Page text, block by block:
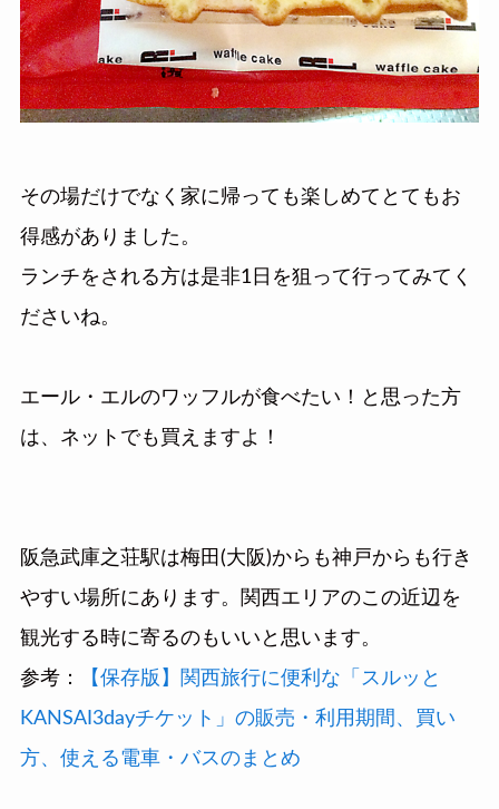
その場だけでなく家に帰っても楽しめてとてもお
得感がありました。
ランチをされる方は是非1日を狙って行ってみてく
ださいね。
エール・エルのワッフルが食べたい！と思った方
は、ネットでも買えますよ！
阪急武庫之荘駅は梅田(大阪)からも神戸からも行き
やすい場所にあります。関西エリアのこの近辺を
観光する時に寄るのもいいと思います。
参考：
【保存版】関西旅行に便利な「スルッと
KANSAI3dayチケット」の販売・利用期間、買い
方、使える電車・バスのまとめ